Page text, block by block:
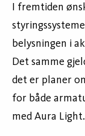
I fremtiden
belysningen i
Det samme
det er planer
for både
med Aura Light.